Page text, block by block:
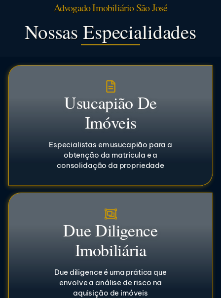
Advogado Imobiliário São José
Nossas Especialidades
Usucapião De
Imóveis
Especialistas em usucapião para a
obtenção da matrícula e a
consolidação da propriedade
Due Diligence
Imobiliária
Due diligence é uma prática que
envolve a análise de risco na
aquisição de imóveis